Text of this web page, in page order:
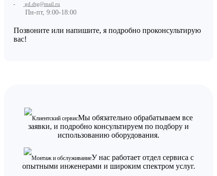
gd.dtg@mail.ru
Пн-пт, 9:00-18:00
Позвоните или напишите, я подробно проконсультирую
вас!
Клиентский сервисМы обязательно обрабатываем все
заявки, и подробно консультируем по подбору и
использованию оборудования.
Монтаж и обслуживаниеУ нас работает отдел сервиса с
опытными инженерами и широким спектром услуг.